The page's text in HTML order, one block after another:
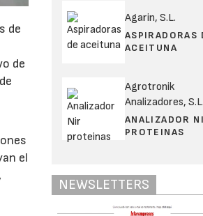
de
de
el
Agarin, S.L.
ASPIRADORAS
ACEITUNA
Agrotronik
Analizadores, S.L.
ANALIZADOR
PROTEINAS
NEWSLETTERS